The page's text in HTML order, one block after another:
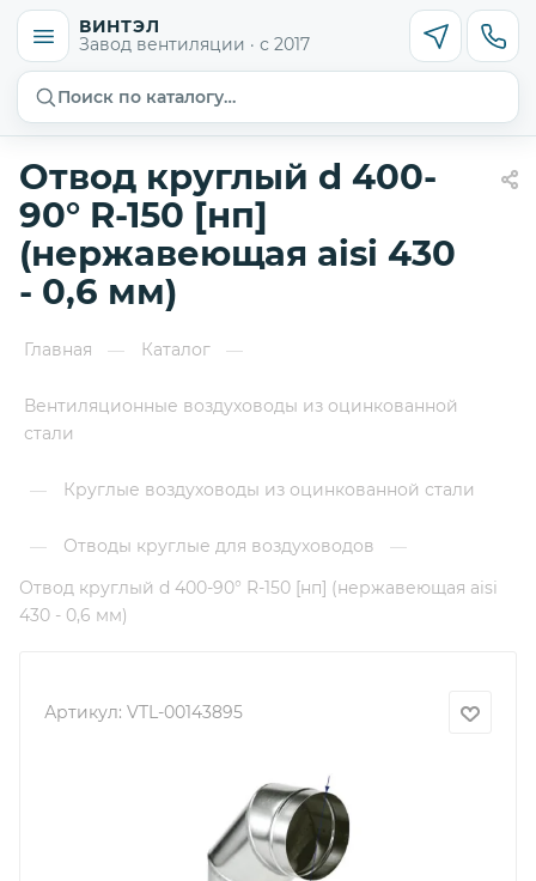
ВИНТЭЛ
Завод вентиляции · с 2017
Поиск по каталогу…
Отвод круглый d 400-
90° R-150 [нп]
(нержавеющая aisi 430
- 0,6 мм)
Главная — Каталог —
Вентиляционные воздуховоды из оцинкованной
стали
— Круглые воздуховоды из оцинкованной стали
— Отводы круглые для воздуховодов
—
Отвод круглый d 400-90° R-150 [нп] (нержавеющая aisi
430 - 0,6 мм)
Артикул: VTL-00143895